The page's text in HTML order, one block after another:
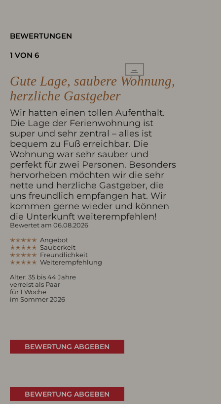
BEWERTUNGEN
1 VON 6
→
Gute Lage, saubere Wohnung,
herzliche Gastgeber
Wir hatten einen tollen Aufenthalt.
Die Lage der Ferienwohnung ist
super und sehr zentral – alles ist
bequem zu Fuß erreichbar. Die
Wohnung war sehr sauber und
perfekt für zwei Personen. Besonders
hervorheben möchten wir die sehr
nette und herzliche Gastgeber, die
uns freundlich empfangen hat. Wir
kommen gerne wieder und können
die Unterkunft weiterempfehlen!
Bewertet am 06.08.2026
✭✭✭✭✭ Angebot
✭✭✭✭✭ Sauberkeit
✭✭✭✭✭ Freundlichkeit
✭✭✭✭✭ Weiterempfehlung
Alter: 35 bis 44 Jahre
verreist als Paar
für 1 Woche
im Sommer 2026
BEWERTUNG ABGEBEN
BEWERTUNG ABGEBEN